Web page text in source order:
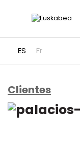
Ir directamente
ES Fr
Clientes